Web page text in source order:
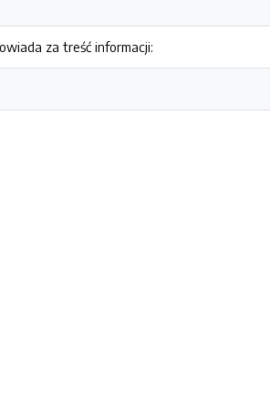
za treść informacji: